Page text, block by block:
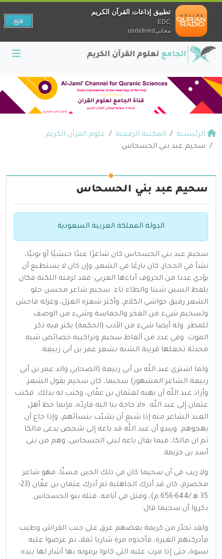
الرئيسية المكتبة الرقمية
علوم القرآن الكريم
سحيم عبد بني الحسحاس
سحيم عبد بني الحسحاس
الدولة المملكة العربية السعودية
سحيم عبد بني الحسحاس كان شاعرًا عبدًا حبشيًا أو نوبيّا،
نشأ في الحجاز، كان بارعًا في الشعر، وإن كان لا يستطيع أن
يؤدي عددا من الحروف أداءها العربي: فقد لزمته اللكنة فكان
يلفظ السين شينا والطاء تاء. سحيم شاعر محسن حلو
الشعر رقيق حواشي الكلام، وأكثر شعره الغزل، وغزله فاحش.
ولسحيم شيء من الفخر والحماسة وشيء من الوصف
للمطر. وله أيضا شيء من الأدب (الحكمة) يكثر فيه ذكر
الموت. وفي عدد من ألفاظ سحيم وتراكيبه خصائص شبه
محدثة تجعلها قريبة الشبه بشعر عمر بن أبي ربيعة.
ولما اشترى عبد اللّه بن أبي ربيعة (الصحابي والد عمر بن أبي
ربيعة الشاعر المشهور) سحيما، كان سحيم يقول الشعر.
وأراد عبد اللّه أن يهبه لعثمان بن عفّان، وكتب له بذلك. فكتب
عثمان إلى عبد اللّه: «لا حاجة بنا اليه فاردّه، فإنما حظ أهل
العبد الشاعر منه إذا شبع أن يشبّب بنسائهم، وإذا جاع أن
يهجوهم. ويبدو أن عبد اللّه قد باعه إلى شخص يدعى مالكا.
ثم ان مالكا، فيما يقال باعه لبني الحسحاس، وهم من بني
أسد بن خزيمة.
ولا ريب في أن سحيما كان في ذلك الحين مسنّا، فهو شاعر
مخضرم، كان قد أدرك الجاهلية ثم أدرك عثمان بن عفّان (23-
35 ه‍ /644-656 م)، وقتل في أيامه، قتله بنو الحسحاس.
ذكروا أن سحيما قال:
ولقد تحدّر من كريمة بعضهم عرق على جنب الفراش وطيب
فأدركتهم الغيرة، فأخذوه مرة شاربا ثملا، ثم عرضوا عليه
نسوة، حتى إذا مرت عليه التي كانوا يرمونه بها أشار لها بيده
تطبيق إذاعات القرآن الكريم
EDC
مجانيundefined
فتح